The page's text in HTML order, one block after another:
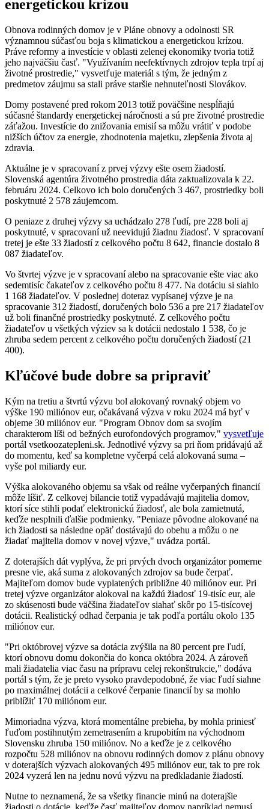
energetickou krízou
Obnova rodinných domov je v Pláne obnovy a odolnosti SR
významnou súčasťou boja s klimatickou a energetickou krízou.
Práve reformy a investície v oblasti zelenej ekonomiky tvoria totiž
jeho najväčšiu časť. "Využívaním neefektívnych zdrojov tepla trpí aj
životné prostredie," vysvetľuje materiál s tým, že jedným z
predmetov záujmu sa stali práve staršie nehnuteľnosti Slovákov.
Domy postavené pred rokom 2013 totiž poväčšine nespĺňajú
súčasné štandardy energetickej náročnosti a sú pre životné prostredie
záťažou. Investície do znižovania emisií sa môžu vrátiť v podobe
nižších účtov za energie, zhodnotenia majetku, zlepšenia života aj
zdravia.
Aktuálne je v spracovaní z prvej výzvy ešte osem žiadostí.
Slovenská agentúra životného prostredia dáta zaktualizovala k 22.
februáru 2024. Celkovo ich bolo doručených 3 467, prostriedky boli
poskytnuté 2 578 záujemcom.
O peniaze z druhej výzvy sa uchádzalo 278 ľudí, pre 228 boli aj
poskytnuté, v spracovaní už neevidujú žiadnu žiadosť. V spracovaní
tretej je ešte 33 žiadostí z celkového počtu 8 642, financie dostalo 8
087 žiadateľov.
Vo štvrtej výzve je v spracovaní alebo na spracovanie ešte viac ako
sedemtisíc čakateľov z celkového počtu 8 477. Na dotáciu si siahlo
1 168 žiadateľov. V poslednej doteraz vypísanej výzve je na
spracovanie 312 žiadostí, doručených bolo 536 a pre 217 žiadateľov
už boli finančné prostriedky poskytnuté. Z celkového počtu
žiadateľov u všetkých výziev sa k dotácii nedostalo 1 538, čo je
zhruba sedem percent z celkového počtu doručených žiadostí (21
400).
Kľúčové bude dobre sa pripraviť
Kým na tretiu a štvrtú výzvu bol alokovaný rovnaký objem vo
výške 190 miliónov eur, očakávaná výzva v roku 2024 má byť v
objeme 30 miliónov eur. "Program Obnov dom sa svojím
charakterom líši od bežných eurofondových programov," vysvetľuje
portál vsetkoozatepleni.sk. Jednotlivé výzvy sa pri ňom pridávajú až
do momentu, keď sa kompletne vyčerpá celá alokovaná suma –
vyše pol miliardy eur.
Výška alokovaného objemu sa však od reálne vyčerpaných financií
môže líšiť. Z celkovej bilancie totiž vypadávajú majitelia domov,
ktorí síce stihli podať elektronickú žiadosť, ale bola zamietnutá,
keďže nesplnili ďalšie podmienky. "Peniaze pôvodne alokované na
ich žiadosti sa následne opäť dostávajú do obehu a môžu o ne
žiadať majitelia domov v novej výzve," uvádza portál.
Z doterajších dát vyplýva, že pri prvých dvoch organizátor pomerne
presne vie, aká suma z alokovaných zdrojov sa bude čerpať.
Majiteľom domov bude vyplatených približne 40 miliónov eur. Pri
tretej výzve organizátor alokoval na každú žiadosť 19-tisíc eur, ale
zo skúsenosti bude väčšina žiadateľov siahať skôr po 15-tisícovej
dotácii. Realistický odhad čerpania je tak podľa portálu okolo 135
miliónov eur.
"Pri októbrovej výzve sa dotácia zvýšila na 80 percent pre ľudí,
ktorí obnovu domu dokončia do konca októbra 2024. A zároveň
mali žiadatelia viac času na prípravu celej rekonštrukcie," dodáva
portál s tým, že je preto vysoko pravdepodobné, že viac ľudí siahne
po maximálnej dotácii a celkové čerpanie financií by sa mohlo
priblížiť 170 miliónom eur.
Mimoriadna výzva, ktorá momentálne prebieha, by mohla priniesť
ľuďom postihnutým zemetrasením a krupobitím na východnom
Slovensku zhruba 150 miliónov. No a keďže je z celkového
rozpočtu 528 miliónov na obnovu rodinných domov z plánu obnovy
v doterajších výzvach alokovaných 495 miliónov eur, tak to pre rok
2024 vyzerá len na jednu novú výzvu na predkladanie žiadostí.
Nutne to neznamená, že sa všetky financie minú na doterajšie
žiadosti o dotácie, keďže časť majiteľov domov napríklad nemusí